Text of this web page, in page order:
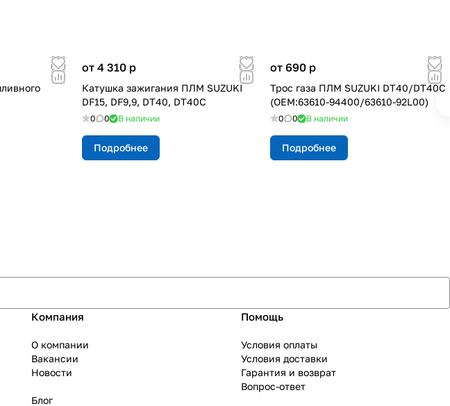
от 4 310 p
Катушка зажигания ПЛМ SUZUKI
DF15, DF9,9, DT40, DT40C
0 0 В наличии
Подробнее
от 690 p
Трос газа ПЛМ SUZUKI DT40/DT40C
(OEM:63610-94400/63610-92L00)
0 0 В наличии
Подробнее
Компания
О компании
Вакансии
Новости
Блог
Помощь
Условия оплаты
Условия доставки
Гарантия и возврат
Вопрос-ответ